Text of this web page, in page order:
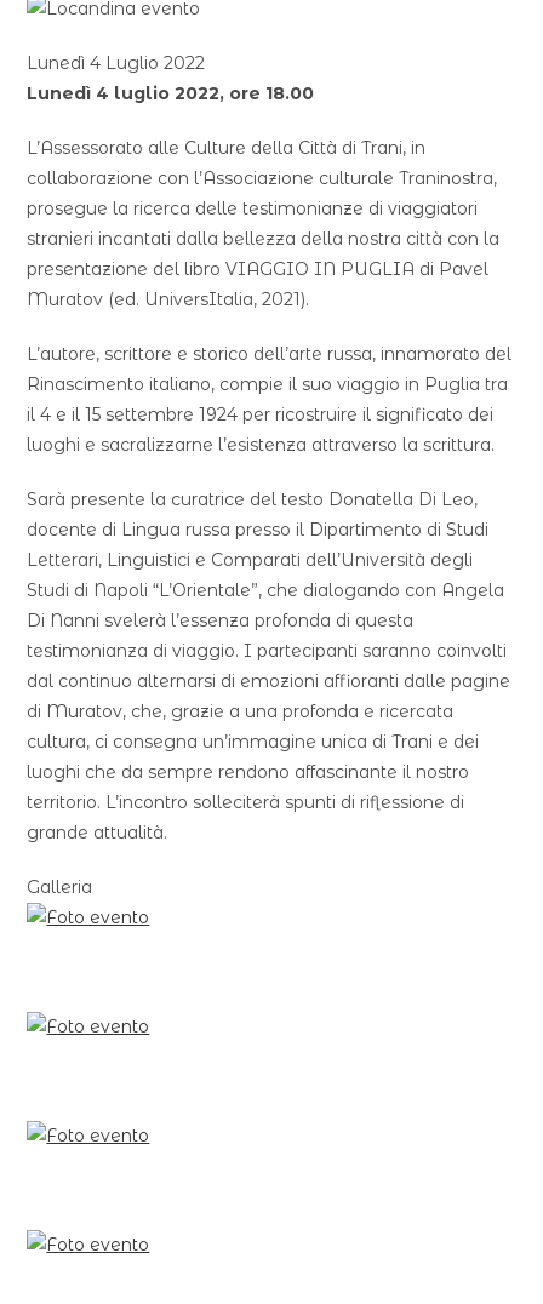
Lunedì 4 Luglio 2022
Lunedì 4 luglio 2022, ore 18.00
L’Assessorato alle Culture della Città di Trani, in
collaborazione con l’Associazione culturale Traninostra,
prosegue la ricerca delle testimonianze di viaggiatori
stranieri incantati dalla bellezza della nostra città con la
presentazione del libro VIAGGIO IN PUGLIA di Pavel
Muratov (ed. UniversItalia, 2021).
L’autore, scrittore e storico dell’arte russa, innamorato del
Rinascimento italiano, compie il suo viaggio in Puglia tra
il 4 e il 15 settembre 1924 per ricostruire il significato dei
luoghi e sacralizzarne l’esistenza attraverso la scrittura.
Sarà presente la curatrice del testo Donatella Di Leo,
docente di Lingua russa presso il Dipartimento di Studi
Letterari, Linguistici e Comparati dell’Università degli
Studi di Napoli “L’Orientale”, che dialogando con Angela
Di Nanni svelerà l’essenza profonda di questa
testimonianza di viaggio. I partecipanti saranno coinvolti
dal continuo alternarsi di emozioni affioranti dalle pagine
di Muratov, che, grazie a una profonda e ricercata
cultura, ci consegna un’immagine unica di Trani e dei
luoghi che da sempre rendono affascinante il nostro
territorio. L’incontro solleciterà spunti di riflessione di
grande attualità.
Galleria